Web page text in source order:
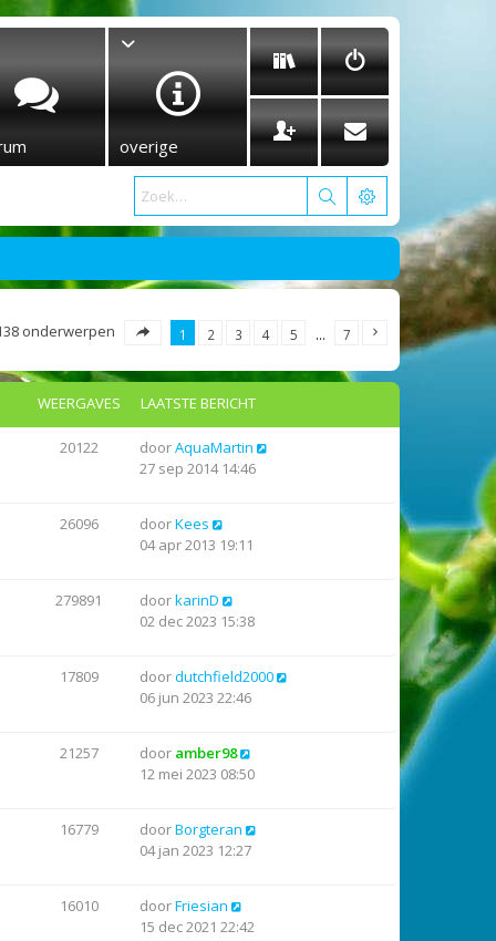
overige
onderwerpen 1 2 3 4 5 … 7
WEERGAVES LAATSTE BERICHT
20122 doorAquaMartin
27 sep 2014 14:46
26096 doorKees
04 apr 2013 19:11
279891 doorkarinD
02 dec 2023 15:38
17809 doordutchfield2000
06 jun 2023 22:46
21257 door amber98
12 mei 2023 08:50
16779 doorBorgteran
04 jan 2023 12:27
16010 doorFriesian
15 dec 2021 22:42